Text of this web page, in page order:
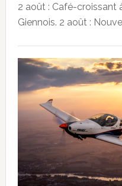
2 août : Café-croissant
Giennois. 2 août :